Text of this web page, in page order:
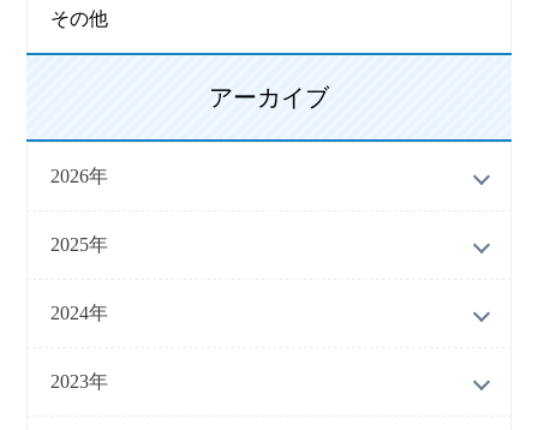
その他
アーカイブ
2026年
2025年
2024年
2023年